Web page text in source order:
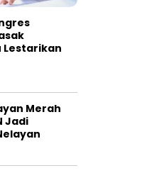
Lestarikan
Merah
Jadi